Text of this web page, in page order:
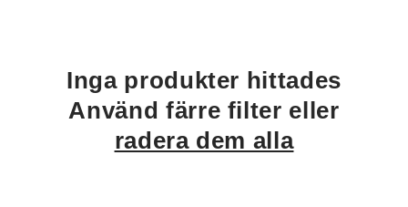
Inga produkter hittades
Använd färre filter eller
radera dem alla